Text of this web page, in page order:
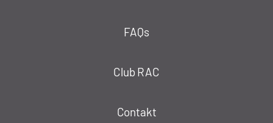
FAQs
Club RAC
Contakt